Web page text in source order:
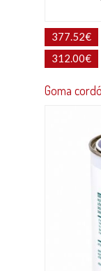
377.52€
312.00€
Goma